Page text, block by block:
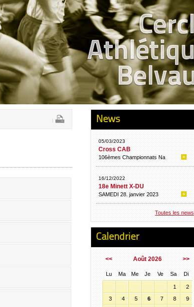
News
05/03/2023
Cross CAB
106èmes Championnats Na
16/12/2022
18e Minett X-DU
SAMEDI 28. janvier 2023
Toutes les news
Calendrier
<< Août 2026 >>
Lu Ma Me Je Ve Sa Di
1
2
3
4 5 6 7 8
9